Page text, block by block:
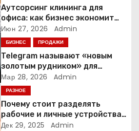
Аутсорсинг клининга для
офиса: как бизнес экономит
время и деньги на уборке
Июн 27, 2026 Admin
БИЗНЕС ПРОДАЖИ
Telegram называют «новым
золотым рудником» для
креаторов: как блогеры
создают онлайн-бизнес
Мар 28, 2026 Admin
РАЗНОЕ
Почему стоит разделять
рабочие и личные устройства
— и чем опасно всё смешивать
Дек 29, 2025 Admin